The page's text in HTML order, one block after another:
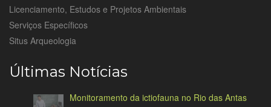
Licenciamento, Estudos e Projetos Ambientais
Serviços Específicos
Situs Arqueologia
Últimas Notícias
Monitoramento da ictiofauna no Rio das Antas